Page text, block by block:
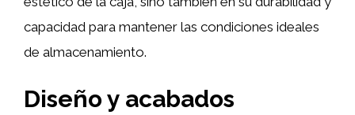
capacidad para mantener las condiciones ideales
de almacenamiento.
Diseño y acabados